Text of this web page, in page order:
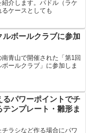
紹介します。パドル（ラケ
るケースとしても
ルボールクラブに参加
青山で開催された「第1回
ールクラブ」に参加しま
るパワーポイントでチ
テンプレート・雛形ま
チラシなど作る場合にパワ